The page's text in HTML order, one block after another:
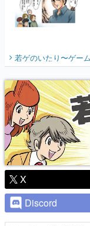
若ゲのいたり〜ゲー
X
Discord
ピックア